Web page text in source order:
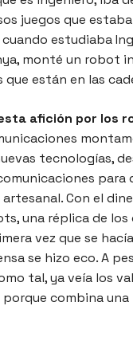
juegos que
estudiaba
monté un robot
están en las
afición por los
tecnologías,
Con el
una réplica de
vez que se
se hizo eco. A
tal, ya veía los
combina